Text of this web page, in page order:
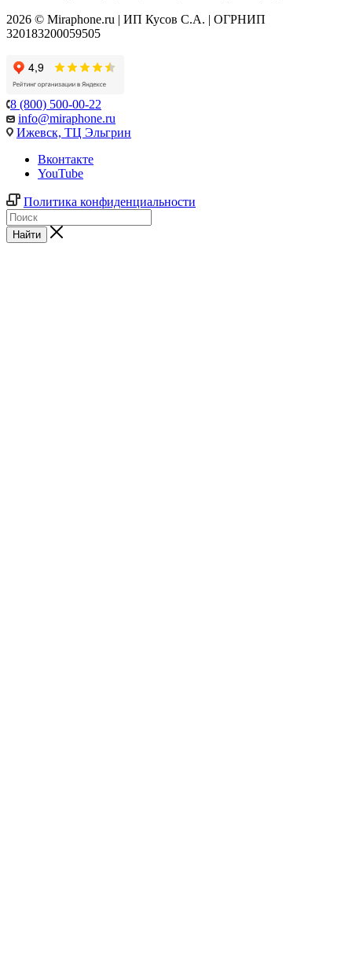
2026 © Miraphone.ru | ИП Кусов С.А. | ОГРНИП
320183200059505
8 (800) 500-00-22
info@miraphone.ru
Ижевск, ТЦ Эльгрин
Вконтакте
YouTube
Политика конфиденциальности
Найти